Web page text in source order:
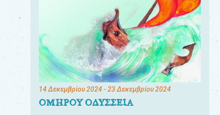
14 Δεκεμβρίου 2024- 23 Δεκεμβρίου 2024
ΟΜΗΡΟΥ ΟΔΥΣΣΕΙΑ